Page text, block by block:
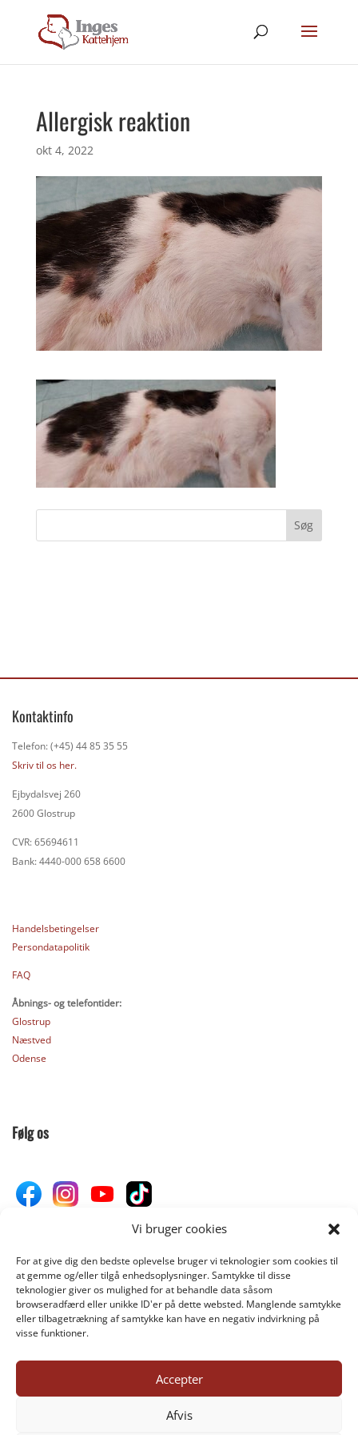
Vi bruger cookies
For at give dig den bedste oplevelse bruger vi teknologier som cookies til
at gemme og/eller tilgå enhedsoplysninger. Samtykke til disse
teknologier giver os mulighed for at behandle data såsom
browseradfærd eller unikke ID'er på dette websted. Manglende samtykke
eller tilbagetrækning af samtykke kan have en negativ indvirkning på
visse funktioner.
Accepter
Afvis
Allergisk reaktion
okt 4, 2022
Kontaktinfo
Telefon: (+45) 44 85 35 55
Skriv til os her.
Ejbydalsvej 260
2600 Glostrup
CVR: 65694611
Bank: 4440-000 658 6600
Handelsbetingelser
Persondatapolitik
FAQ
Åbnings- og telefontider:
Glostrup
Næstved
Odense
Følg os
Donér til Inges Kattehjem
DONÉR
©INGES-KATTEHJEM.DK 2025